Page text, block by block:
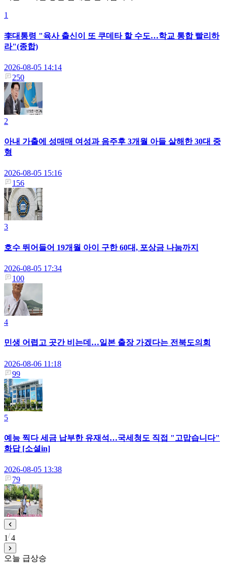
1
李대통령 "육사 출신이 또 쿠데타 할 수도…학교 통합 빨리하
라"(종합)
2026-08-05 14:14
250
2
아내 가출에 성매매 여성과 음주후 3개월 아들 살해한 30대 중
형
2026-08-05 15:16
156
3
호수 뛰어들어 19개월 아이 구한 60대, 포상금 나눔까지
2026-08-05 17:34
100
4
민생 어렵고 곳간 비는데…일본 출장 가겠다는 전북도의회
2026-08-06 11:18
99
5
예능 찍다 세금 납부한 유재석…국세청도 직접 "고맙습니다"
화답 [소셜in]
2026-08-05 13:38
79
1 4
오늘 급상승